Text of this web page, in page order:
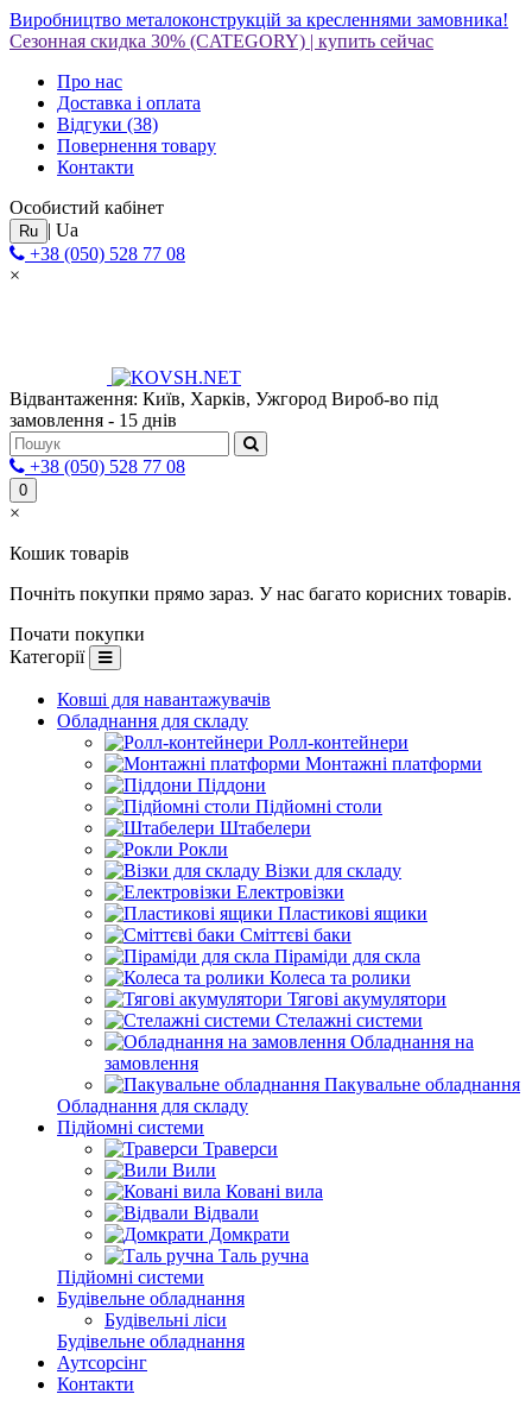
Виробництво металоконструкцій за кресленнями замовника!
Сезонная скидка 30% (CATEGORY) | купить сейчас
Про нас
Доставка і оплата
Відгуки (38)
Повернення товару
Контакти
Особистий кабінет
Ru | Ua
+38 (050) 528 77 08
×
Відвантаження: Київ, Харків, Ужгород Вироб-во під
замовлення - 15 днів
+38 (050) 528 77 08
0
×
Кошик товарів
Почніть покупки прямо зараз. У нас багато корисних товарів.
Почати покупки
Категорії
Ковші для навантажувачів
Обладнання для складу
Ролл-контейнери
Монтажні платформи
Піддони
Підйомні столи
Штабелери
Рокли
Візки для складу
Електровізки
Пластикові ящики
Сміттєві баки
Піраміди для скла
Колеса та ролики
Тягові акумулятори
Стелажні системи
Обладнання на
замовлення
Пакувальне обладнання
Обладнання для складу
Підйомні системи
Траверси
Вили
Ковані вила
Відвали
Домкрати
Таль ручна
Підйомні системи
Будівельне обладнання
Будівельні ліси
Будівельне обладнання
Аутсорсінг
Контакти